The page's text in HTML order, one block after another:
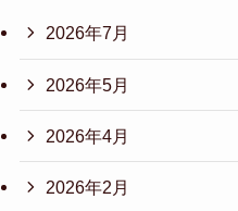
2026年7月
2026年5月
2026年4月
2026年2月